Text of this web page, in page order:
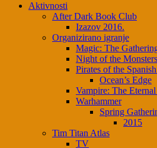
Aktivnosti
After Dark Book Club
Izazov 2016.
Organizirano igranje
Magic: The
Night of the Monsters
Pirates of the
Ocean’s Edge
Vampire: The
Warhammer
Spring
2015
Tim Titan Atlas
TV